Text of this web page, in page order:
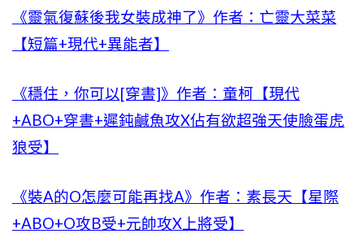
《靈氣復蘇後我女裝成神了》作者：亡靈大菜菜
【短篇+現代+異能者】
《穩住，你可以[穿書]》作者：童柯【現代
+ABO+穿書+遲鈍鹹魚攻X佔有欲超強天使臉蛋虎
狼受】
《裝A的O怎麼可能再找A》作者：素長天【星際
+ABO+O攻B受+元帥攻X上將受】